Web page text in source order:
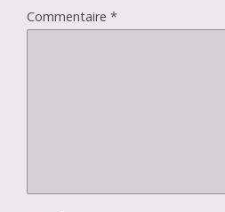
Commentaire *